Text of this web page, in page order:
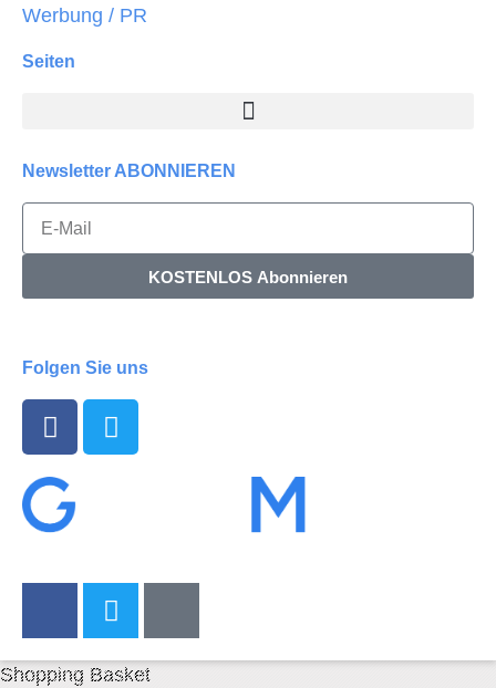
Werbung / PR
Seiten
Newsletter ABONNIEREN
KOSTENLOS Abonnieren
Folgen Sie uns
Shopping Basket